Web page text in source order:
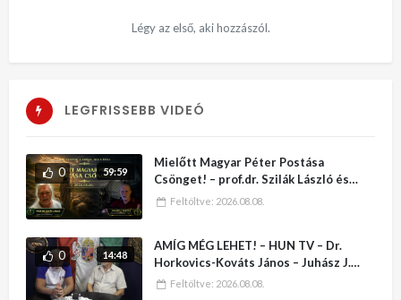
Légy az első, aki hozzászól.
LEGFRISSEBB VIDEÓ
59:59
0
Mielőtt Magyar Péter Postása
Csönget! – prof.dr. Szilák László és
Juhász J. Zoltán
Feltöltve: 2026.08.08.
14:48
0
AMÍG MÉG LEHET! – HUN TV – Dr.
Horkovics-Kováts János – Juhász J.
Zoltán
Feltöltve: 2026.08.08.